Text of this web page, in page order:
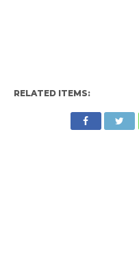
RELATED ITEMS: